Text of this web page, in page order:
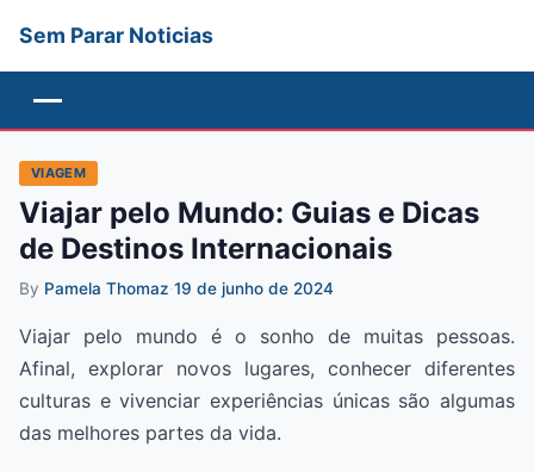
Sem Parar Noticias
VIAGEM
Viajar pelo Mundo: Guias e Dicas
de Destinos Internacionais
By Pamela Thomaz·19 de junho de 2024
Viajar pelo mundo é o sonho de muitas pessoas.
Afinal, explorar novos lugares, conhecer diferentes
culturas e vivenciar experiências únicas são algumas
das melhores partes da vida.